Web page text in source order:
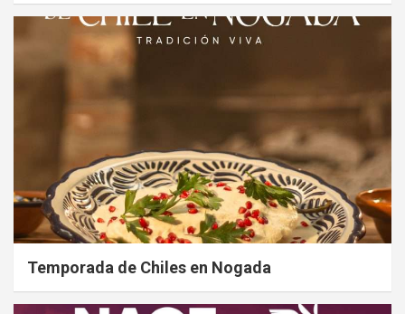
Temporada de Chiles en Nogada